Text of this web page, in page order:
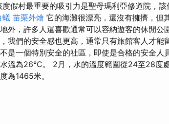
假村最重要的吸引力是聖母瑪利亞修道院，
蟻 苗栗外燴 它的海灘很漂亮，還沒有擁擠，但
外，許多人還喜歡通常可以容納遊客的休閒公
我們的安全感也更高，通常只有旅館客人才能
是一個特別安全的社區，即使是合格的安全
溫為26°C。 2月，水的溫度範圍從24至28度
為1465米。